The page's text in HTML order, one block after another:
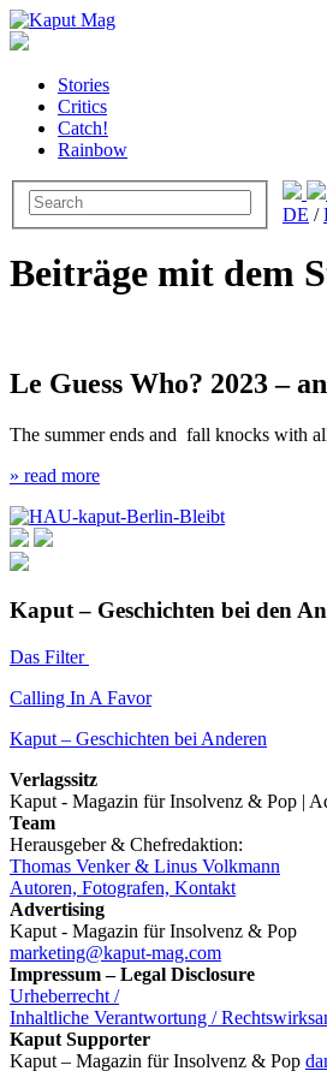
Stories
Critics
Catch!
Rainbow
DE /
Beiträge mit dem
Le Guess Who? 2023 –
The summer ends and fall knocks with
» read more
Kaput – Geschichten bei den
Das Filter
Calling In A Favor
Kaput – Geschichten bei Anderen
Verlagssitz
Kaput - Magazin für Insolvenz & Pop |
Team
Herausgeber & Chefredaktion:
Thomas Venker & Linus Volkmann
Autoren, Fotografen, Kontakt
Advertising
Kaput - Magazin für Insolvenz & Pop
marketing@kaput-mag.com
Impressum – Legal Disclosure
Urheberrecht /
Inhaltliche Verantwortung /
Kaput Supporter
Kaput – Magazin für Insolvenz & Pop